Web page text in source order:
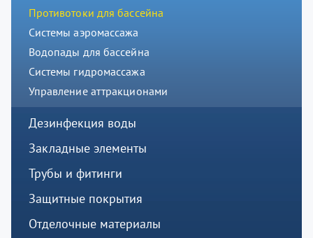
Противотоки для бассейна
Системы аэромассажа
Водопады для бассейна
Системы гидромассажа
Управление аттракционами
Дезинфекция воды
Закладные элементы
Трубы и фитинги
Защитные покрытия
Отделочные материалы